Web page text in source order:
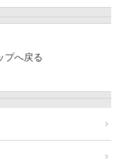
プへ戻る